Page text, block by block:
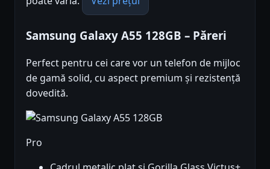
Samsung Galaxy A55 128GB – Păreri
Perfect pentru cei care vor un telefon de mijloc
de gamă solid, cu aspect premium și rezistență
dovedită.
Pro